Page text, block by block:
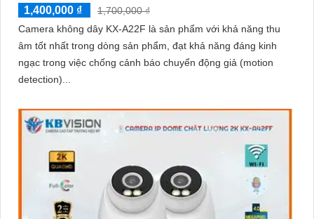
1,400,000 ₫
1,700,000 ₫
Camera không dây KX-A22F là sản phẩm với khả năng thu
âm tốt nhất trong dòng sản phẩm, đạt khả năng đáng kinh
ngạc trong việc chống cảnh báo chuyển động giả (motion
detection)...